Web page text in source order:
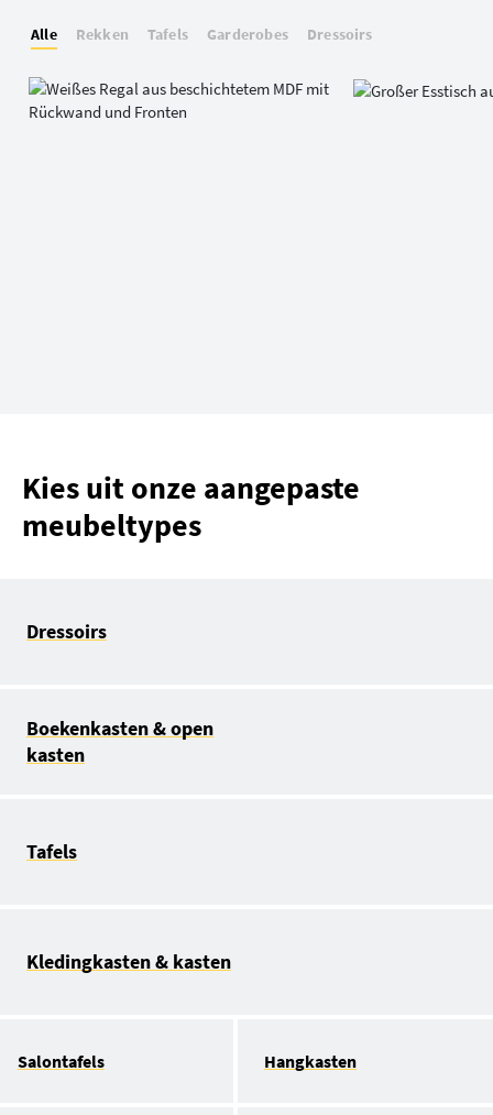
Alle Rekken Tafels Garderobes Dressoirs
Kies uit onze aangepaste
meubeltypes
Dressoirs
Boekenkasten & open
kasten
Tafels
Kledingkasten & kasten
Salontafels Hangkasten